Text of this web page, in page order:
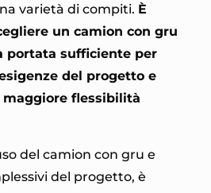
varietà di compiti. È
un camion con gru
portata sufficiente per
del progetto e
flessibilità
del camion con gru e
del progetto, è